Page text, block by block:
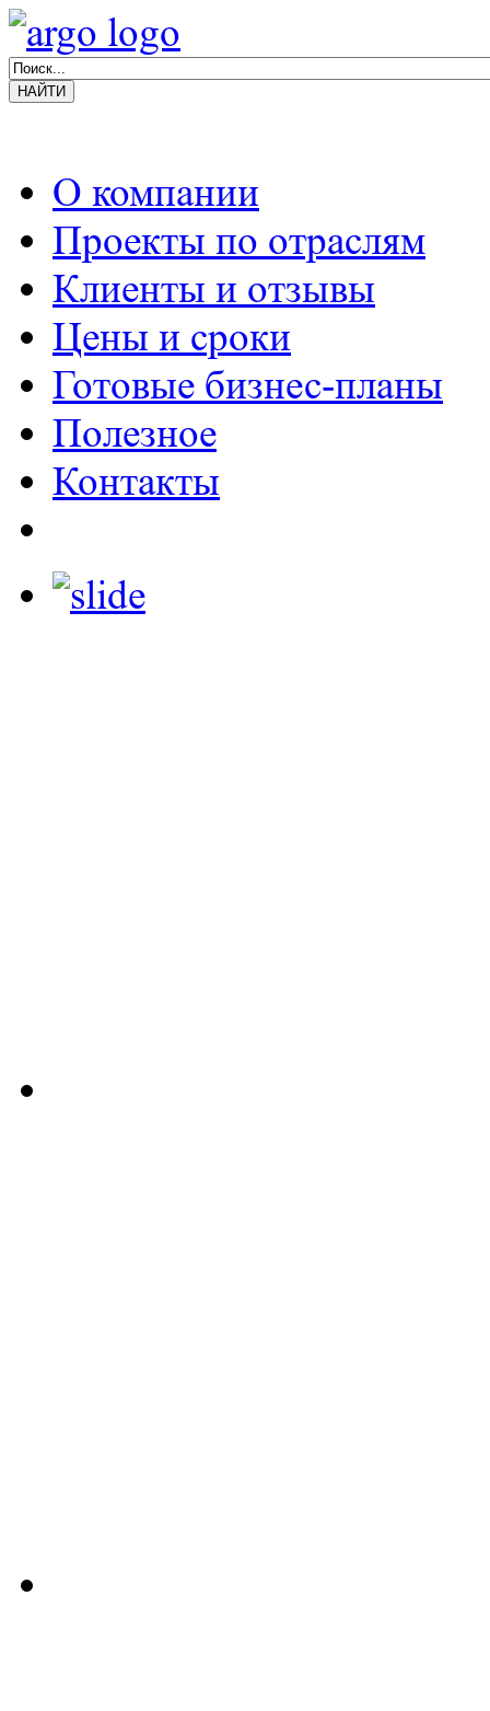
О компании
Проекты по отраслям
Клиенты и отзывы
Цены и сроки
Готовые бизнес-планы
Полезное
Контакты